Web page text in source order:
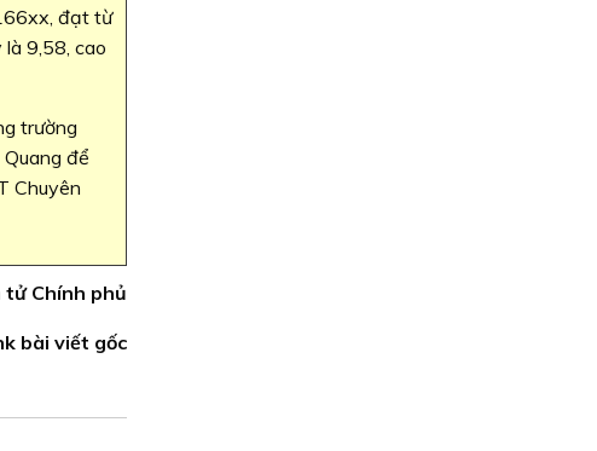
đạt từ
9,58, cao
trường
để
Chuyên
tử Chính phủ
bài viết gốc